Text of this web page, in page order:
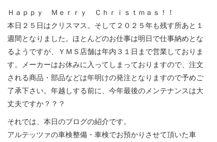
Ｈａｐｐｙ Ｍｅｒｒｙ Ｃｈｒｉｓｔｍａｓ！！
本日２５日はクリスマス。そして２０２５年も残す所あと１
週間となりました。ほとんどのお仕事は明日で仕事納めとな
るようですが、ＹＭＳ店舗は年内３１日まで営業しておりま
す。メーカーはお休みに入ってしまっておりますので、注文
される商品・部品などは年明けの発注となりますので予めご
了承下さい。年越しする前に、今年最後のメンテナンスは大
丈夫ですか？？？
それでは、本日のブログの紹介です。
アルテッツァの車検整備・車検でお預かりさせて頂いた車